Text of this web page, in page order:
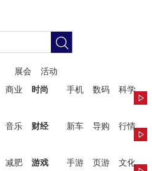
展会
活动
商业 时尚 手机 数码
科学
音乐 财经 新车 导购
行情
减肥 游戏 手游 页游
文化